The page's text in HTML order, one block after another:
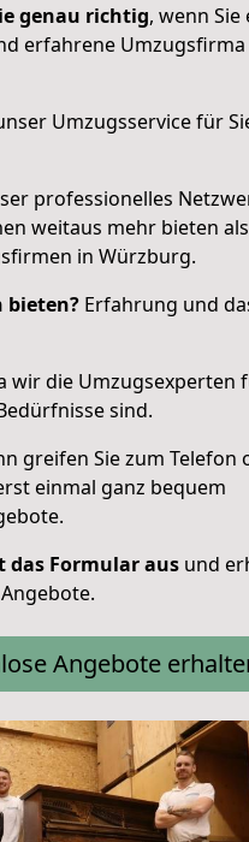
genau richtig, wenn Sie
erfahrene Umzugsfirma
Umzugsservice für
professionelles
weitaus mehr bieten
in Würzburg.
bieten? Erfahrung und
wir die Umzugsexperten
sind.
greifen Sie zum Telefon
einmal ganz bequem
das Formular aus und
Angebote